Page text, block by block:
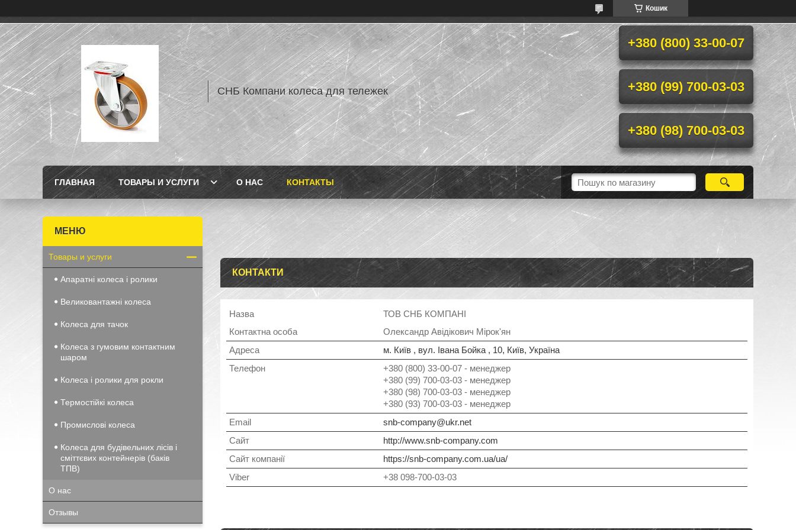
Кошик
СНБ Компани колеса для тележек
+380 (800) 33-00-07
+380 (99) 700-03-03
+380 (98) 700-03-03
ГЛАВНАЯ ТОВАРЫ И УСЛУГИ О НАС КОНТАКТЫ
КОНТАКТИ
ТОВ СНБ КОМПАНІ
Олександр Авідікович Мірок'ян
м. Київ , вул. Івана Бойка , 10, Київ, Україна
+380 (800) 33-00-07
менеджер
+380 (99) 700-03-03
менеджер
+380 (98) 700-03-03
менеджер
+380 (93) 700-03-03
менеджер
snb-company@ukr.net
http://www.snb-company.com
https://snb-company.com.ua/ua/
+38 098-700-03-03
Товары и услуги
Апаратні колеса і ролики
Великовантажні колеса
Колеса для тачок
Колеса з гумовим контактним
шаром
Колеса і ролики для рокли
Термостійкі колеса
Промислові колеса
Колеса для будівельних лісів і
сміттєвих контейнерів (баків
ТПВ)
О нас
Отзывы